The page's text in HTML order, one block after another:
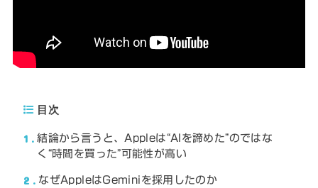
目次
1
結論から言うと、Appleは“AIを諦めた”のではな
く“時間を買った”可能性が高い
2 なぜAppleはGeminiを採用したのか